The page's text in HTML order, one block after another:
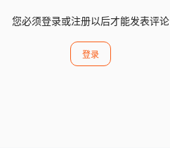
您必须登录或注册以后才能发表评论
登录